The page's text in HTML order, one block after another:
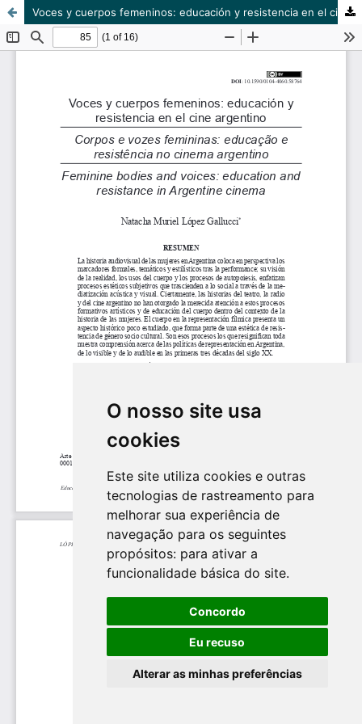
O nosso site usa
cookies
Este site utiliza cookies e outras
tecnologias de rastreamento para
melhorar sua experiência de
navegação para os seguintes
propósitos: para ativar a
funcionalidade básica do site.
Concordo
Eu recuso
Alterar as minhas preferências
Voces y cuerpos femeninos: educación y resistencia en el cine argentino